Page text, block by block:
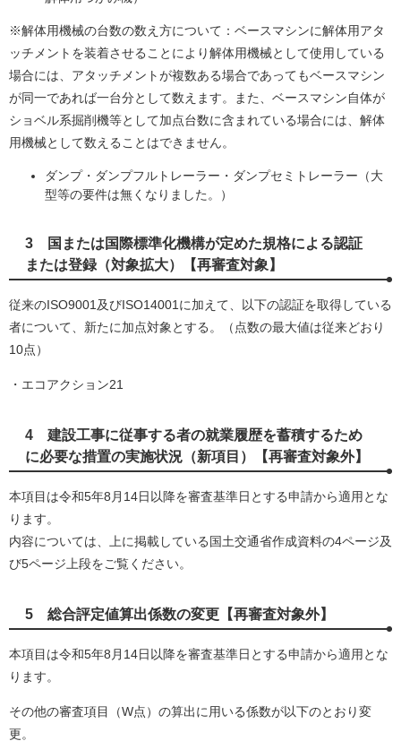
※解体用機械の台数の数え方について：ベースマシンに解体用アタ
ッチメントを装着させることにより解体用機械として使用している
場合には、アタッチメントが複数ある場合であってもベースマシン
が同一であれば一台分として数えます。また、ベースマシン自体が
ショベル系掘削機等として加点台数に含まれている場合には、解体
用機械として数えることはできません。
ダンプ・ダンプフルトレーラー・ダンプセミトレーラー（大
型等の要件は無くなりました。）
3 国または国際標準化機構が定めた規格による認証
または登録（対象拡大）【再審査対象】
従来のISO9001及びISO14001に加えて、以下の認証を取得している
者について、新たに加点対象とする。（点数の最大値は従来どおり
10点）
・エコアクション21
4 建設工事に従事する者の就業履歴を蓄積するため
に必要な措置の実施状況（新項目）【再審査対象外】
本項目は令和5年8月14日以降を審査基準日とする申請から適用とな
ります。
内容については、上に掲載している国土交通省作成資料の4ページ及
び5ページ上段をご覧ください。
5 総合評定値算出係数の変更【再審査対象外】
本項目は令和5年8月14日以降を審査基準日とする申請から適用とな
ります。
その他の審査項目（W点）の算出に用いる係数が以下のとおり変
更。